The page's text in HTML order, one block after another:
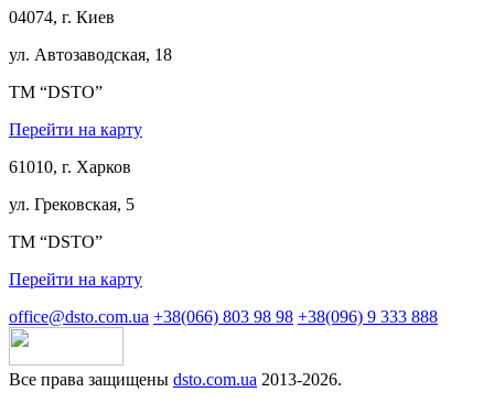
04074, г. Киев
ул. Автозаводская, 18
ТМ “DSTO”
Перейти на карту
61010, г. Харков
ул. Грековская, 5
ТМ “DSTO”
Перейти на карту
office@dsto.com.ua +38(066) 803 98 98 +38(096) 9 333 888
Все права защищены dsto.com.ua 2013-2026.